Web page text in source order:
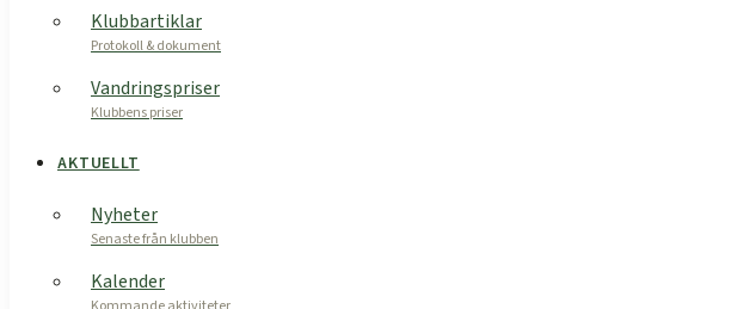
Klubbartiklar
Protokoll & dokument
Vandringspriser
Klubbens priser
AKTUELLT
Nyheter
Senaste från klubben
Kalender